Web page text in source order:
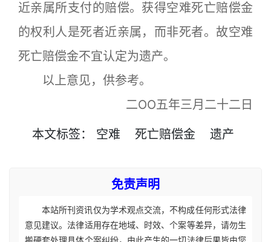
近亲属所支付的赔偿。获得空难死亡赔偿金
的权利人是死者近亲属，而非死者。故空难
死亡赔偿金不宜认定为遗产。
以上意见，供参考。
二OO五年三月二十二日
本文标签： 空难 死亡赔偿金 遗产
免责声明
本站所刊资讯仅为学术观点交流，不构成任何形式法律
意见建议。法律适用存在地域、时效、个案等差异，请勿生
搬硬套处理具体个案纠纷，由此产生的一切法律后果皆由您